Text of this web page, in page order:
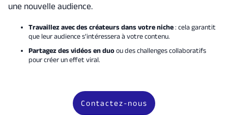
une nouvelle audience.
Travaillez avec des créateurs dans votre niche: cela garantit
que leur audience s’intéressera à votre contenu.
Partagez des vidéos en duoou des challenges collaboratifs
pour créer un effet viral.
Contactez-nous